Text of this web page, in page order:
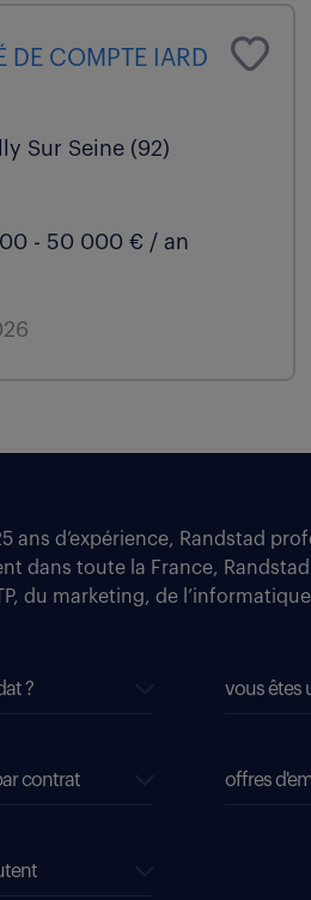
DE COMPTE IARD
Sur Seine (92)
- 50 000 € / an
ans d’expérience, Randstad
dans toute la France,
du marketing, de
? vous êtes
contrat offres